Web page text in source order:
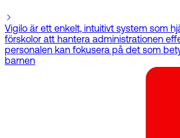
Vigilo är ett enkelt, intuitivt system som
förskolor att hantera administrationen
personalen kan fokusera på det som
barnen